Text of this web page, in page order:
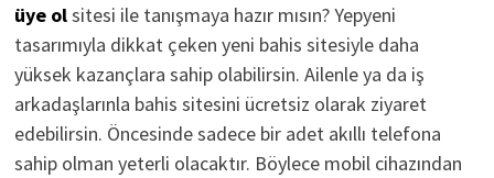
üye olsitesi ile tanışmaya hazır mısın? Yepyeni
tasarımıyla dikkat çeken yeni bahis sitesiyle daha
yüksek kazançlara sahip olabilirsin. Ailenle ya da iş
arkadaşlarınla bahis sitesini ücretsiz olarak ziyaret
edebilirsin. Öncesinde sadece bir adet akıllı telefona
sahip olman yeterli olacaktır. Böylece mobil cihazından